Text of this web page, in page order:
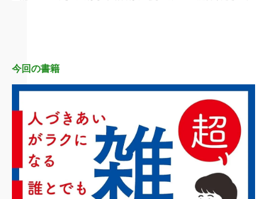
今回の書籍